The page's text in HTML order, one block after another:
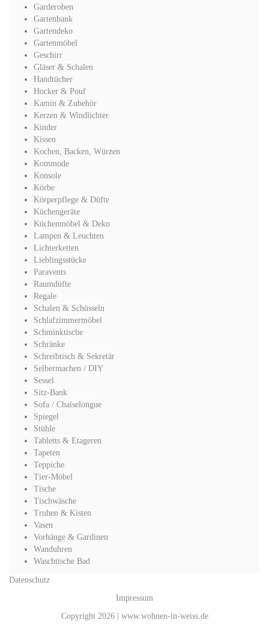
Garderoben
Gartenbank
Gartendeko
Gartenmöbel
Geschirr
Gläser & Schalen
Handtücher
Hocker & Pouf
Kamin & Zubehör
Kerzen & Windlichter
Kinder
Kissen
Kochen, Backen, Würzen
Kommode
Konsole
Körbe
Körperpflege & Düfte
Küchengeräte
Küchenmöbel & Deko
Lampen & Leuchten
Lichterketten
Lieblingsstücke
Paravents
Raumdüfte
Regale
Schalen & Schüsseln
Schlafzimmermöbel
Schminktische
Schränke
Schreibtisch & Sekretär
Selbermachen / DIY
Sessel
Sitz-Bank
Sofa / Chaiselongue
Spiegel
Stühle
Tabletts & Etageren
Tapeten
Teppiche
Tier-Möbel
Tische
Tischwäsche
Truhen & Kisten
Vasen
Vorhänge & Gardinen
Wanduhren
Waschtische Bad
Datenschutz
Impressum
Copyright 2026 | www.wohnen-in-weiss.de